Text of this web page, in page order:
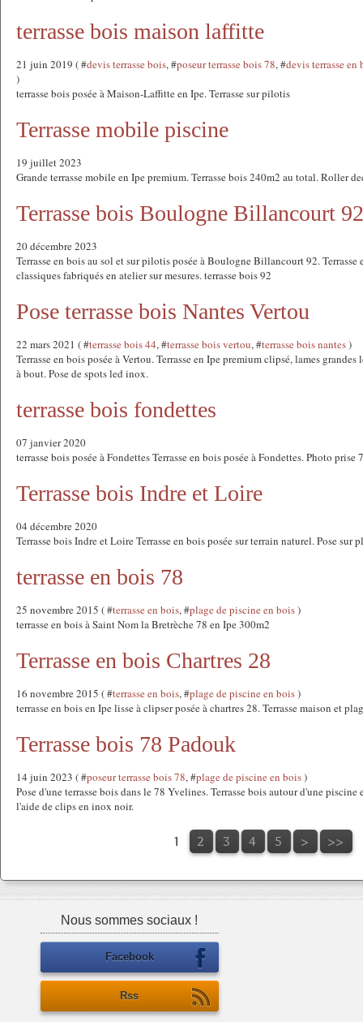
terrasse bois maison laffitte
21 juin 2019 ( #devis terrasse bois, #poseur terrasse bois 78, #devis terrasse en
)
terrasse bois posée à Maison-Laffitte en Ipe. Terrasse sur pilotis
Terrasse mobile piscine
19 juillet 2023
Grande terrasse mobile en Ipe premium. Terrasse bois 240m2 au total. Roller
Terrasse bois Boulogne Billancourt 92
20 décembre 2023
Terrasse en bois au sol et sur pilotis posée à Boulogne Billancourt 92. Terrasse
classiques fabriqués en atelier sur mesures. terrasse bois 92
Pose terrasse bois Nantes Vertou
22 mars 2021 ( #terrasse bois 44, #terrasse bois vertou, #terrasse bois nantes)
Terrasse en bois posée à Vertou. Terrasse en Ipe premium clipsé, lames
à bout. Pose de spots led inox.
terrasse bois fondettes
07 janvier 2020
terrasse bois posée à Fondettes Terrasse en bois posée à Fondettes. Photo prise
Terrasse bois Indre et Loire
04 décembre 2020
Terrasse bois Indre et Loire Terrasse en bois posée sur terrain naturel. Pose sur
terrasse en bois 78
25 novembre 2015 ( #terrasse en bois, #plage de piscine en bois)
terrasse en bois à Saint Nom la Bretrèche 78 en Ipe 300m2
Terrasse en bois Chartres 28
16 novembre 2015 ( #terrasse en bois, #plage de piscine en bois)
terrasse en bois en Ipe lisse à clipser posée à chartres 28. Terrasse maison et
Terrasse bois 78 Padouk
14 juin 2023 ( #poseur terrasse bois 78, #plage de piscine en bois)
Pose d'une terrasse bois dans le 78 Yvelines. Terrasse bois autour d'une piscine
l'aide de clips en inox noir.
1 2 3 4 5 > >>
Nous sommes sociaux !
Facebook
Rss